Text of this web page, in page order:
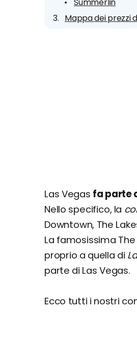
Mappa dei prezzi
Las Vegas fa parte
Nello specifico, la
Downtown, The
La famosissima
proprio a quella di
parte di Las Vegas.
Ecco tutti i nostri